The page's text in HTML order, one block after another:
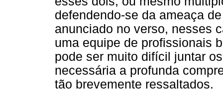
defendendo-se da ameaça
anunciado no verso, nesses
uma equipe de profissionais
pode ser muito difícil juntar
necessária a profunda
tão brevemente ressaltados.